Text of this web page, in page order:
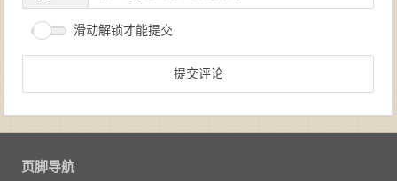
滑动解锁才能提交
页脚导航